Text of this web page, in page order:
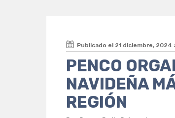
Publicado el 21 diciembre, 2024
PENCO
NAVIDEÑA
REGIÓN